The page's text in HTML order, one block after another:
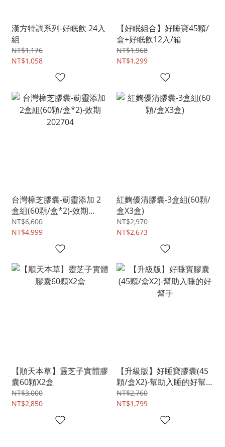
漢方特調系列-好眠飲 24入
組
NT$1,176
NT$1,058
【好眠組合】好睡寶45顆/
盒+好眠飲12入/箱
NT$1,968
NT$1,299
台灣樟芝膠囊-薊靈添加 2
盒組(60顆/盒*2)-效期
202704
NT$6,600
NT$4,999
紅麴優清膠囊-3盒組(60顆/
盒X3盒)
NT$2,970
NT$2,673
【順天本草】靈芝子實體膠
囊60顆X2盒
NT$3,000
NT$2,850
【升級版】好睡寶膠囊(45
顆/盒X2)-幫助入睡的好幫
手
NT$2,760
NT$1,799